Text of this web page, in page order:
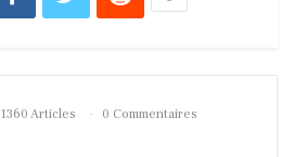
1360 Articles 0 Commentaires